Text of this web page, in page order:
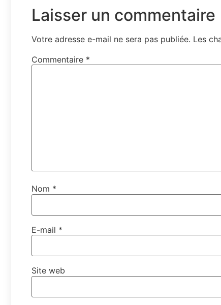
Laisser un commentaire
Votre adresse e-mail ne sera pas publiée. Les
Commentaire *
Nom *
E-mail *
Site web